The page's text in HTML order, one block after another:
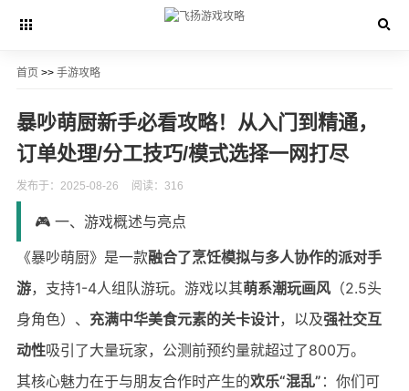
首页 >> 手游攻略
暴吵萌厨新手必看攻略！从入门到精通，
订单处理/分工技巧/模式选择一网打尽
发布于：2025-08-26 阅读：316
🎮 一、游戏概述与亮点
《暴吵萌厨》是一款融合了烹饪模拟与多人协作的派对手
游，支持1-4人组队游玩。游戏以其萌系潮玩画风（2.5头
身角色）、 充满中华美食元素的关卡设计，以及强社交互
动性吸引了大量玩家，公测前预约量就超过了800万。
其核心魅力在于与朋友合作时产生的欢乐“混乱” ：你们可